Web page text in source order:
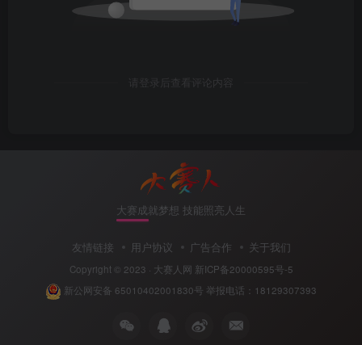
请登录后查看评论内容
大赛成就梦想 技能照亮人生
友情链接 用户协议 广告合作 关于我们
Copyright © 2023 · 大赛人网 新ICP备20000595号-5
新公网安备 65010402001830号 举报电话：18129307393